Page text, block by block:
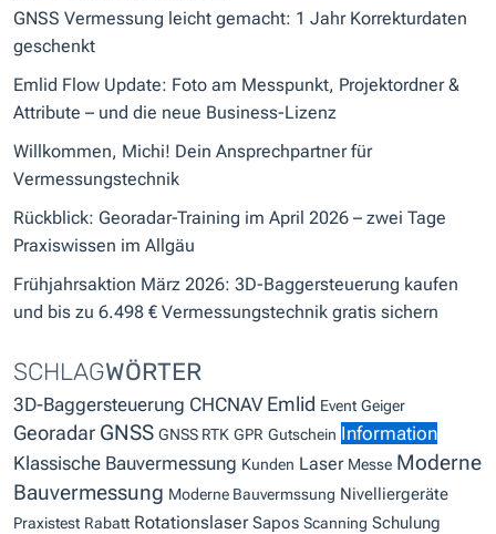
GNSS Vermessung leicht gemacht: 1 Jahr Korrekturdaten
geschenkt
Emlid Flow Update: Foto am Messpunkt, Projektordner &
Attribute – und die neue Business-Lizenz
Willkommen, Michi! Dein Ansprechpartner für
Vermessungstechnik
Rückblick: Georadar-Training im April 2026 – zwei Tage
Praxiswissen im Allgäu
Frühjahrsaktion März 2026: 3D-Baggersteuerung kaufen
und bis zu 6.498 € Vermessungstechnik gratis sichern
SCHLAGWÖRTER
3D-Baggersteuerung CHCNAV Emlid Event Geiger
Georadar GNSS GNSS RTK GPR Gutschein Information
Klassische Bauvermessung Kunden Laser Messe Moderne
Bauvermessung Moderne Bauvermssung Nivelliergeräte
Praxistest Rabatt Rotationslaser Sapos Scanning Schulung